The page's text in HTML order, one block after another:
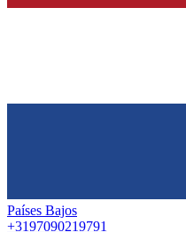
Países Bajos
+3197090219791